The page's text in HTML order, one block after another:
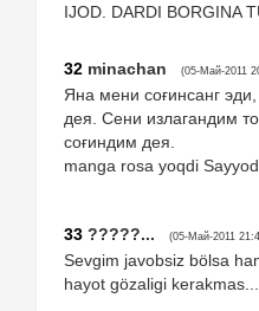
IJOD. DARDI BORGINA
32 minachan (05-Май-2011
Яна мени соғинсанг
дея. Сени излагандим
соғиндим дея.
manga rosa yoqdi
33 ?????... (05-Май-2011
Sevgim javobsiz bölsa
hayot gözaligi kerakmas...